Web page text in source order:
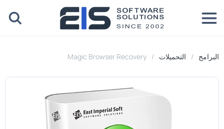
البرامج التحميلات Magic Browser Recovery